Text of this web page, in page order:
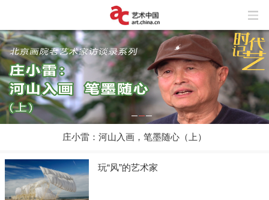
，笔墨随心（上） 幸福家园 童画未来——第十
玩“风”的艺术家